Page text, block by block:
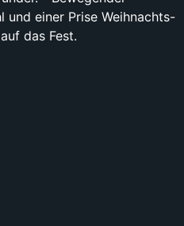
und einer Prise Weihnachts-
das Fest.